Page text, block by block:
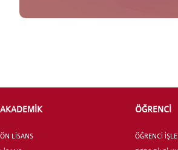
STUDENT
LİSANSÜSTÜ EĞİTİM ENSTİTÜSÜ
ADAYLARI
AKADEMİK
ÖN LİSANS
ÖĞRENCİ
ÖĞRENCİ